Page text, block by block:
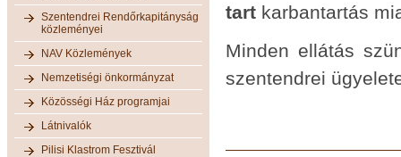
Szentendrei Rendőrkapitányság
közleményei
NAV Közlemények
Nemzetiségi önkormányzat
Közösségi Ház programjai
Látnivalók
Pilisi Klastrom Fesztivál
tart karbantartás
Minden ellátás
szentendrei